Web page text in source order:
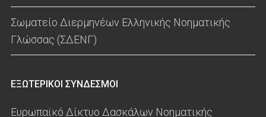
Σωματείο Διερμηνέων Ελληνικής Νοηματικής
Γλώσσας (ΣΔΕΝΓ)
ΕΞΩΤΕΡΙΚΟΙ ΣΥΝΔΕΣΜΟΙ
Ευρωπαϊκό Δίκτυο Δασκάλων Νοηματικής